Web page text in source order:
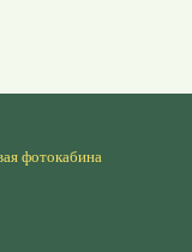
фотокабина